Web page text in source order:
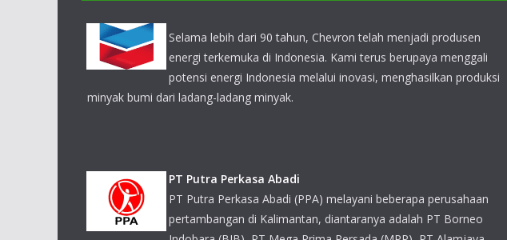
PT Putra Perkasa Abadi
PT Putra Perkasa Abadi (PPA) melayani beberapa perusahaan pertambangan di
Kalimantan, diantaranya adalah PT Borneo Indobara (BIB), PT Mega Prima
Persada (MPP), PT Alamjaya BaraPratama (ABP), PT Rantaupanjang Utama
PT Petrosea Tbk
PT Petrosea Tbk. merupakan perusahaan multi-disiplin yang bergerak di bidang
pertambangan, infrastruktur dan minyak & gas bumi yang telah berpengalaman